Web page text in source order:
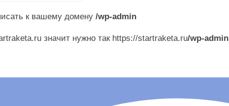
к вашему домену /wp-admin
значит нужно так https://startraketa.ru/wp-admin